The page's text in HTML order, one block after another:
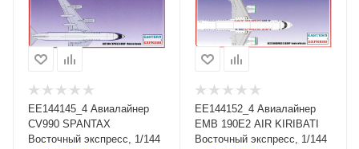
ЕЕ144145_4 Авиалайнер
CV990 SPANTAX
Восточный экспресс, 1/144
ЕЕ144152_4 Авиалайнер
EMB 190E2 AIR KIRIBATI
Восточный экспресс, 1/144